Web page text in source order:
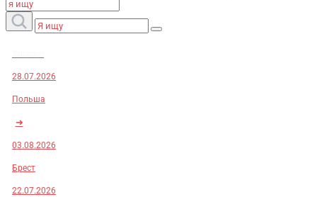
28.07.2026
Польша
➜
03.08.2026
Брест
22.07.2026